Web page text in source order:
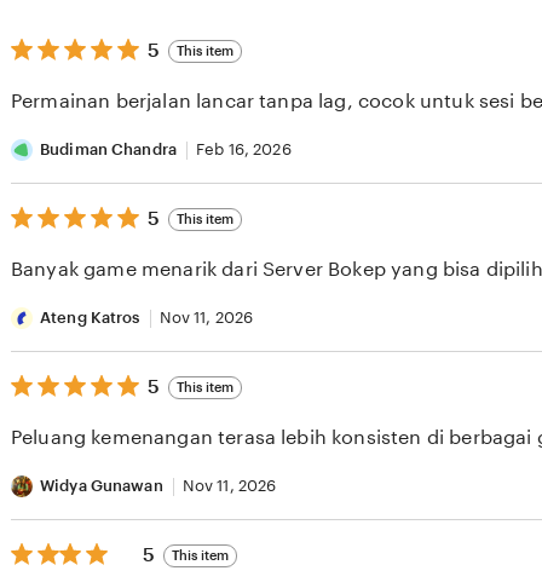
5
out
5
5 This item
Permainan berjalan lancar tanpa lag, cocok untuk sesi
Budiman Chandra Feb 16, 2026
5
out
5
5 This item
Banyak game menarik dari Server Bokep yang bisa
Ateng Katros Nov 11, 2026
5
out
5
5 This item
Peluang kemenangan terasa lebih konsisten di berbagai
Widya Gunawan Nov 11, 2026
5
out
5 This item